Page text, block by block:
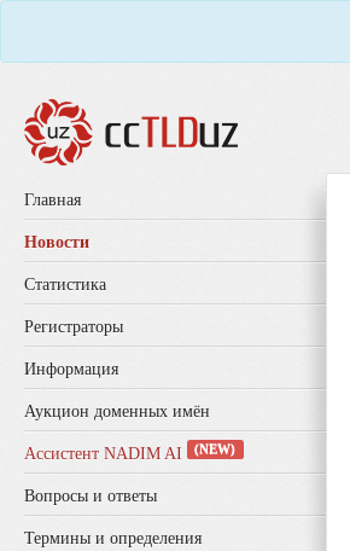
Главная
Новости
Статистика
Регистраторы
Информация
Аукцион доменных имён
Ассистент NADIM AI (NEW)
Вопросы и ответы
Термины и определения